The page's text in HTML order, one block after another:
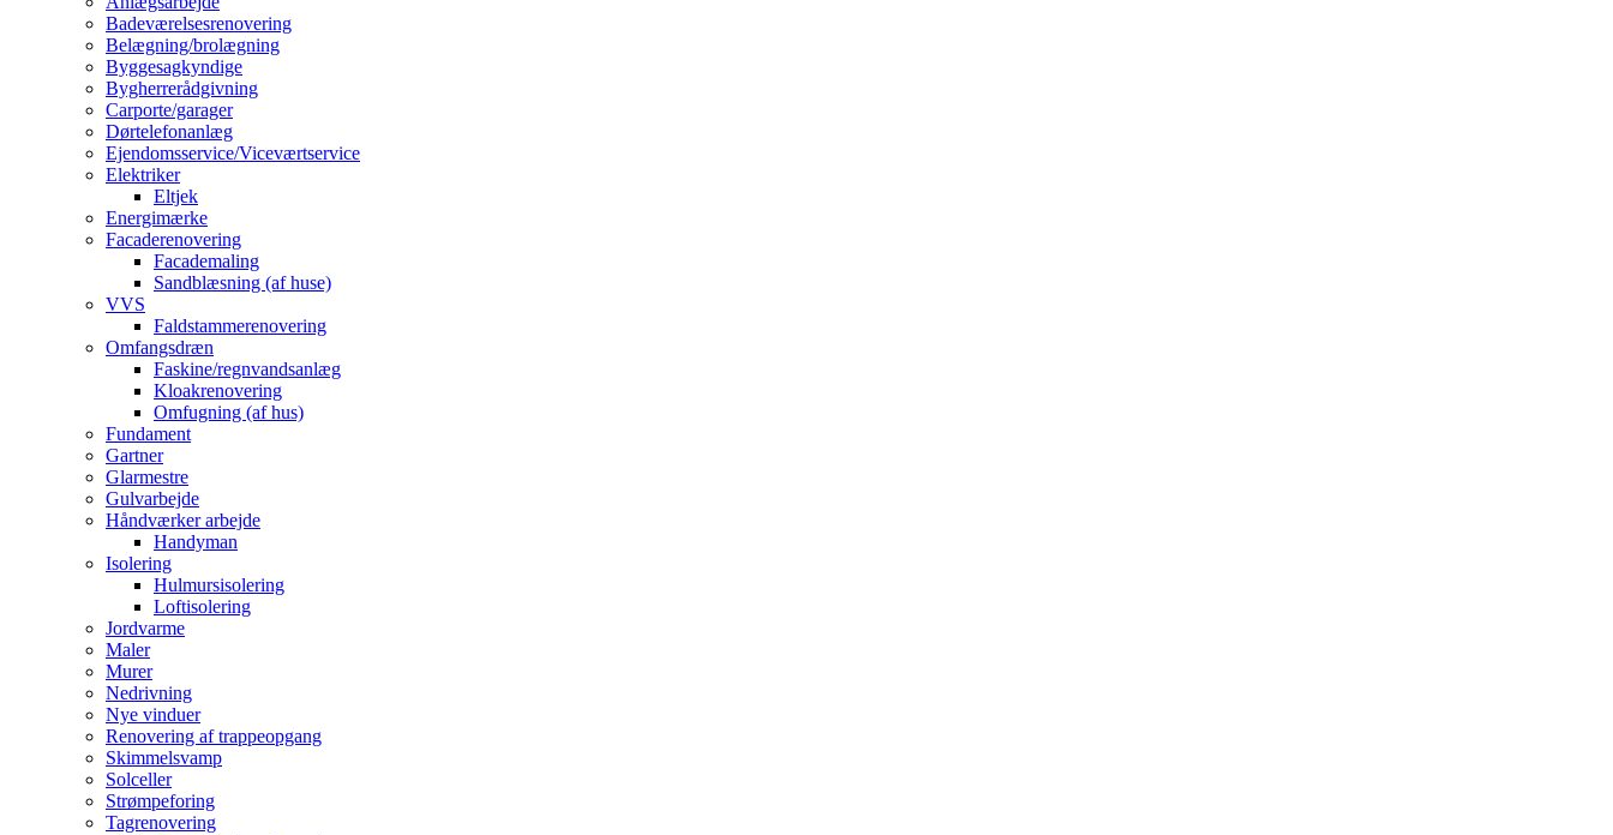
Badeværelsesrenovering
Belægning/brolægning
Byggesagkyndige
Bygherrerådgivning
Carporte/garager
Dørtelefonanlæg
Ejendomsservice/Viceværtservice
Elektriker
Eltjek
Energimærke
Facaderenovering
Facademaling
Sandblæsning (af huse)
VVS
Faldstammerenovering
Omfangsdræn
Faskine/regnvandsanlæg
Kloakrenovering
Omfugning (af hus)
Fundament
Gartner
Glarmestre
Gulvarbejde
Håndværker arbejde
Handyman
Isolering
Hulmursisolering
Loftisolering
Jordvarme
Maler
Murer
Nedrivning
Nye vinduer
Renovering af trappeopgang
Skimmelsvamp
Solceller
Strømpeforing
Tagrenovering